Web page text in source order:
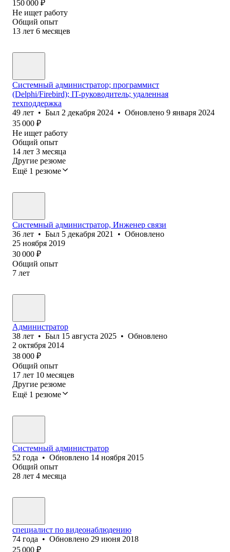
150 000 ₽
Не ищет работу
Общий опыт
13 лет 6 месяцев
Системный администратор; программист
(Delphi/Firebird); IT-руководитель; удаленная
техподдержка
49 лет • Был 2 декабря 2024 • Обновлено 9 января 2024
35 000 ₽
Не ищет работу
Общий опыт
14 лет 3 месяца
Другие резюме
Ещё 1 резюме
Системный администратор, Инженер связи
36 лет • Был 5 декабря 2021 • Обновлено
25 ноября 2019
30 000 ₽
Общий опыт
7 лет
Администратор
38 лет • Был 15 августа 2025 • Обновлено
2 октября 2014
38 000 ₽
Общий опыт
17 лет 10 месяцев
Другие резюме
Ещё 1 резюме
Системный администратор
52 года • Обновлено 14 ноября 2015
Общий опыт
28 лет 4 месяца
специалист по видеонаблюдению
74 года • Обновлено 29 июня 2018
25 000 ₽